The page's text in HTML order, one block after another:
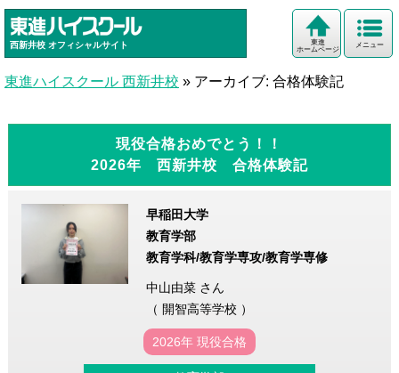
西新井校 オフィシャルサイト メニュー
東進
ホームページ
東進ハイスクール 西新井校 » アーカイブ: 合格体験記
現役合格おめでとう！！
2026年 西新井校 合格体験記
早稲田大学
教育学部
教育学科/教育学専攻/教育学専修
中山由菜 さん
（ 開智高等学校 ）
2026年 現役合格